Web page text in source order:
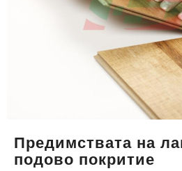
Предимствата на
подово покритие